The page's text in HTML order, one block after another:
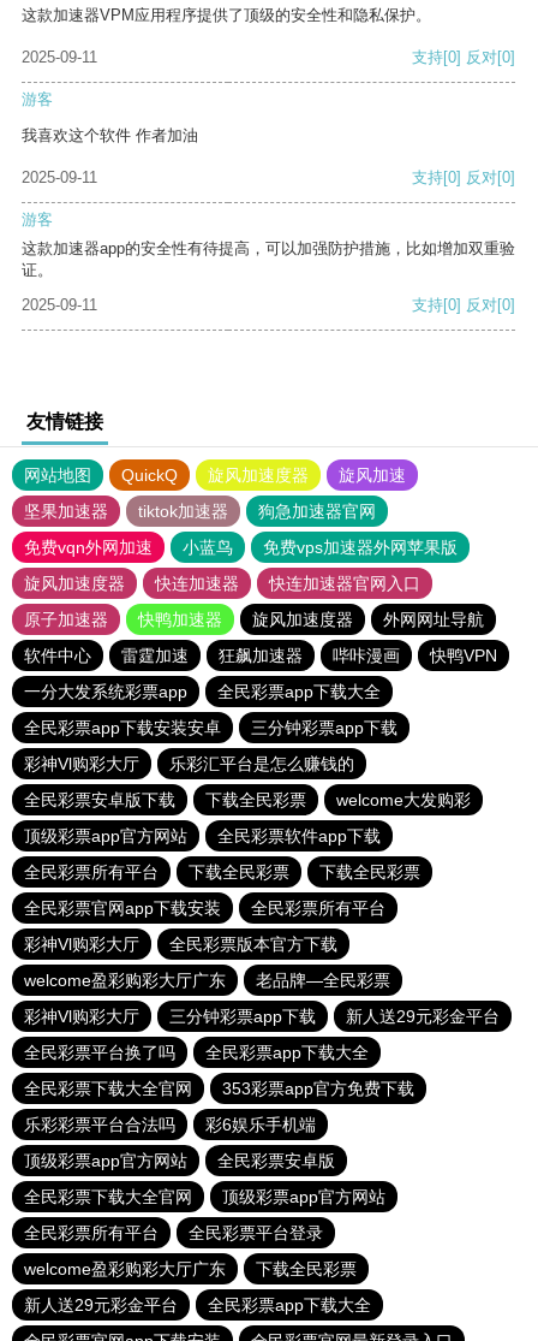
这款加速器VPM应用程序提供了顶级的安全性和隐私保护。
2025-09-11 支持[0] 反对[0]
游客
我喜欢这个软件 作者加油
2025-09-11 支持[0] 反对[0]
游客
这款加速器app的安全性有待提高，可以加强防护措施，比如增加双重验
证。
2025-09-11
支持[0] 反对[0]
友情链接
网站地图 QuickQ 旋风加速度器
旋风加速
坚果加速器
tiktok加速器
狗急加速器官网
免费vqn外网加速
小蓝鸟
免费vps加速器外网苹果版
旋风加速度器
快连加速器
快连加速器官网入口
原子加速器
快鸭加速器 旋风加速度器
外网网址导航
软件中心
雷霆加速 狂飙加速器 哔咔漫画
快鸭VPN
一分大发系统彩票app
全民彩票app下载大全
全民彩票app下载安装安卓
三分钟彩票app下载
彩神Vl购彩大厅
乐彩汇平台是怎么赚钱的
全民彩票安卓版下载
下载全民彩票
welcome大发购彩
顶级彩票app官方网站
全民彩票软件app下载
全民彩票所有平台
下载全民彩票
下载全民彩票
全民彩票官网app下载安装
全民彩票所有平台
彩神Vl购彩大厅
全民彩票版本官方下载
welcome盈彩购彩大厅广东
老品牌—全民彩票
彩神Vl购彩大厅
三分钟彩票app下载
新人送29元彩金平台
全民彩票平台换了吗
全民彩票app下载大全
全民彩票下载大全官网
353彩票app官方免费下载
乐彩彩票平台合法吗
彩6娱乐手机端
顶级彩票app官方网站
全民彩票安卓版
全民彩票下载大全官网
顶级彩票app官方网站
全民彩票所有平台
全民彩票平台登录
welcome盈彩购彩大厅广东
下载全民彩票
新人送29元彩金平台
全民彩票app下载大全